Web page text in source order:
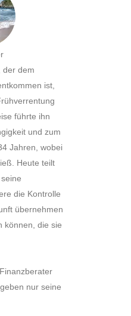
der dem
ist,
führte ihn
und zum
Jahren, wobei
Heute teilt
die Kontrolle
übernehmen
können, die sie
nur seine